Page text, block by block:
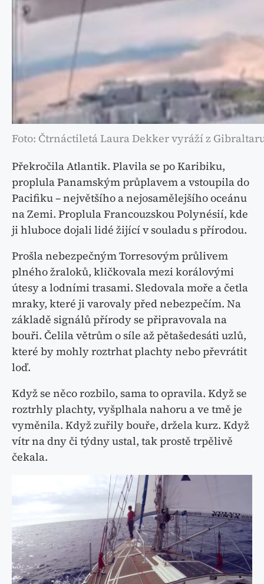
Foto: Čtrnáctiletá Laura Dekker vyráží z
Překročila Atlantik. Plavila se po Karibiku,
proplula Panamským průplavem a vstoupila do
Pacifiku – největšího a nejosamělejšího oceánu
na Zemi. Proplula Francouzskou Polynésií, kde
ji hluboce dojali lidé žijící v souladu s přírodou.
Prošla nebezpečným Torresovým průlivem
plného žraloků, kličkovala mezi korálovými
útesy a lodními trasami. Sledovala moře a četla
mraky, které ji varovaly před nebezpečím. Na
základě signálů přírody se připravovala na
bouři. Čelila větrům o síle až pětašedesáti uzlů,
které by mohly roztrhat plachty nebo převrátit
loď.
Když se něco rozbilo, sama to opravila. Když se
roztrhly plachty, vyšplhala nahoru a ve tmě je
vyměnila. Když zuřily bouře, držela kurz. Když
vítr na dny či týdny ustal, tak prostě trpělivě
čekala.